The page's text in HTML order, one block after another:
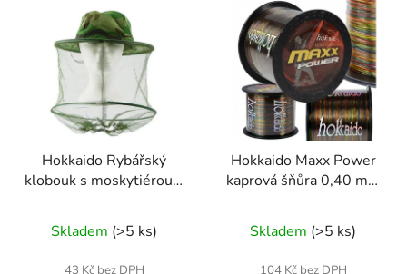
Hokkaido Rybářský
klobouk s moskytiérou –
komárům a hmyzu
Skladem (>5 ks)
Hokkaido Maxx Power
kaprová šňůra 0,40 mm
hodnocení
produktu
Skladem (>5 ks)